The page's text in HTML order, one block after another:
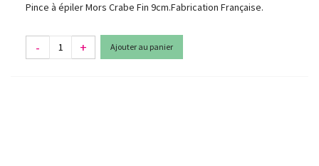
Pince à épiler Mors Crabe Fin 9cm.Fabrication Française.
- + Ajouter au panier